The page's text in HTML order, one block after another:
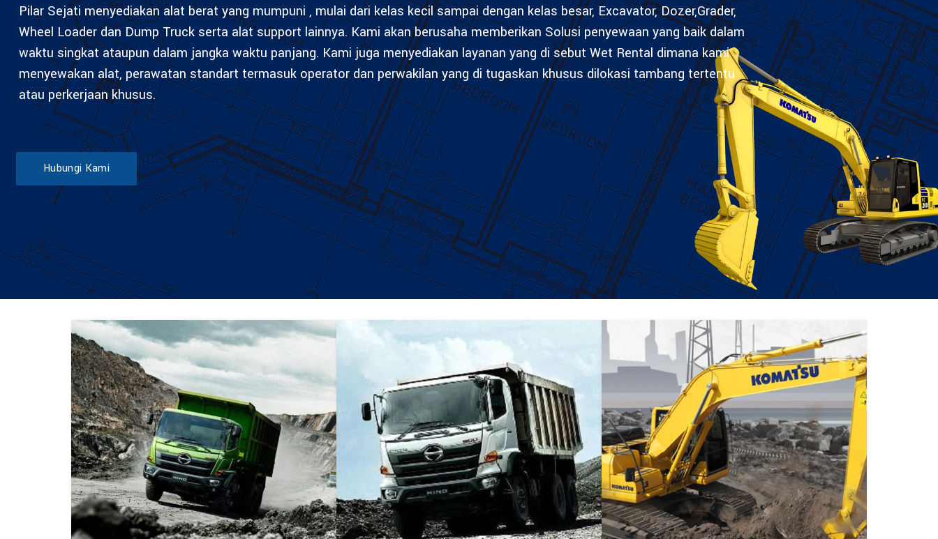
Pilar Sejati menyediakan alat berat yang mumpuni , mulai dari kelas kecil sampai dengan kelas besar, Excavator, Dozer,Grader,
Wheel Loader dan Dump Truck serta alat support lainnya. Kami akan berusaha memberikan Solusi penyewaan yang baik dalam
waktu singkat ataupun dalam jangka waktu panjang. Kami juga menyediakan layanan yang di sebut Wet Rental dimana kami
menyewakan alat, perawatan standart termasuk operator dan perwakilan yang di tugaskan khusus dilokasi tambang tertentu
atau perkerjaan khusus.
Hubungi Kami
DUMP TRUCK TOOLS
HINO FM 285 JD – Euro2
Find Out More
DUMP TRUCK TOOLS
HINO FM 350 PL (Mining)
Find Out More
EXCAVATOR TOOLS
KOMATSU PC200-10M0
CE
Find Out More